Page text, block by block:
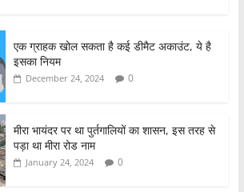
s
A
p
e
एक ग्राहक खोल सकता है कई डीमैट अकाउंट, ये है
इसका नियम
December 24, 2024 0
मीरा भायंदर पर था पुर्तगालियों का शासन, इस तरह से
पड़ा था मीरा रोड नाम
January 24, 2024 0